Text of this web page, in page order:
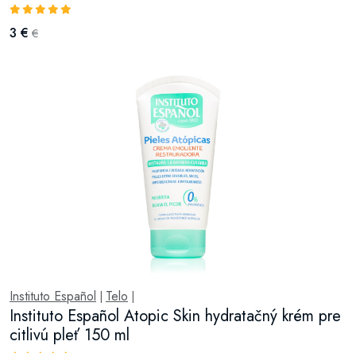
3 € €
Instituto Español Telo
Instituto Español Atopic Skin hydratačný krém pre
citlivú pleť 150 ml